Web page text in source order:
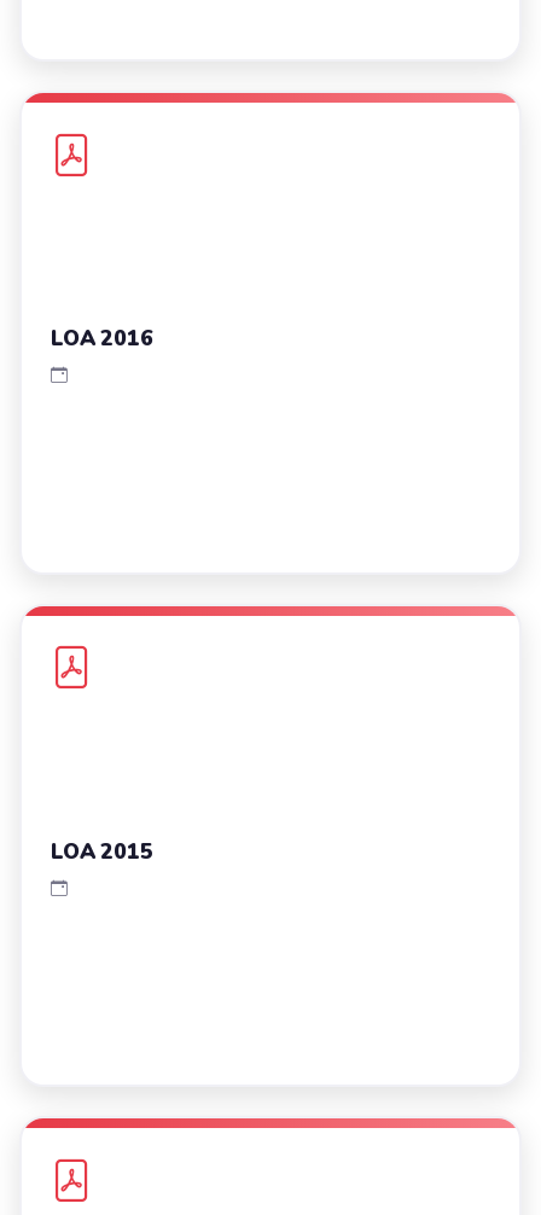
LOA 2016
LOA 2015